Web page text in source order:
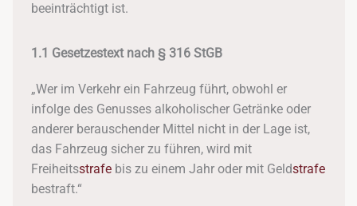
beeinträchtigt ist.
1.1 Gesetzestext nach § 316 StGB
„Wer im Verkehr ein Fahrzeug führt, obwohl er
infolge des Genusses alkoholischer Getränke oder
anderer berauschender Mittel nicht in der Lage ist,
das Fahrzeug sicher zu führen, wird mit
Freiheitsstrafebis zu einem Jahr oder mit Geldstrafe
bestraft.“